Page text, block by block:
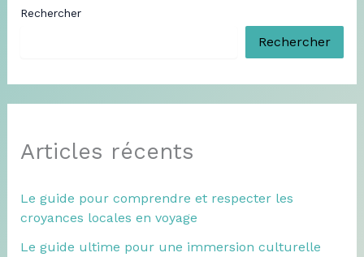
Rechercher
Rechercher
Articles récents
Le guide pour comprendre et respecter les
croyances locales en voyage
Le guide ultime pour une immersion culturelle